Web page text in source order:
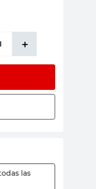
＋
las